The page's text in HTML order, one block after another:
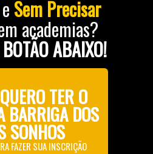
Sem Precisar
academias?
ABAIXO!
TER O
BARRIGA DOS
SONHOS
FAZER SUA INSCRIÇÃO